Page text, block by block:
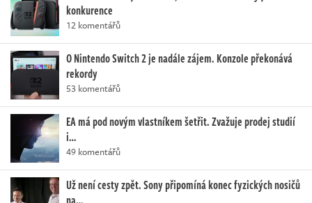
konkurence
12 komentářů
O Nintendo Switch 2 je nadále zájem. Konzole překonává
rekordy
53 komentářů
EA má pod novým vlastníkem šetřit. Zvažuje prodej studií
i…
49 komentářů
Už není cesty zpět. Sony připomíná konec fyzických nosičů